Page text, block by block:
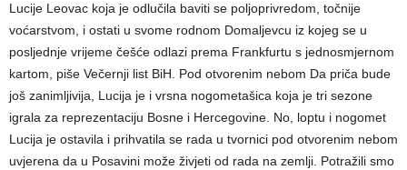
Lucije Leovac koja je odlučila baviti se poljoprivredom, točnije
voćarstvom, i ostati u svome rodnom Domaljevcu iz kojeg se u
posljednje vrijeme češće odlazi prema Frankfurtu s jednosmjernom
kartom, piše Večernji list BiH. Pod otvorenim nebom Da priča bude
još zanimljivija, Lucija je i vrsna nogometašica koja je tri sezone
igrala za reprezentaciju Bosne i Hercegovine. No, loptu i nogomet
Lucija je ostavila i prihvatila se rada u tvornici pod otvorenim nebom
uvjerena da u Posavini može živjeti od rada na zemlji. Potražili smo